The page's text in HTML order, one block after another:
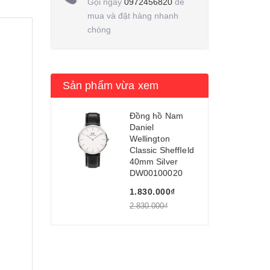
mua và đặt hàng nhanh
chóng
Sản phẩm vừa xem
Đồng hồ Nam
Daniel
Wellington
Classic SheffIeld
40mm Silver
DW00100020
1.830.000₫
2.830.000₫